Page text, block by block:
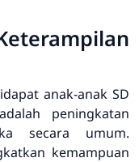
anak-anak SD
peningkatan
secara umum.
kemampuan